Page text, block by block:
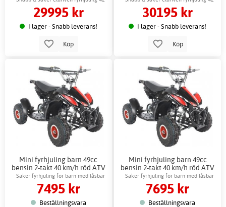
km/h
29995 kr
I lager - Snabb leverans!
Köp
km/h
30195 kr
I lager - Snabb leverans!
Köp
Mini fyrhjuling barn 49cc
bensin 2-takt 40 km/h röd ATV
Säker fyrhjuling för barn med låsbar
hastighet
7495 kr
Beställningsvara
Mini fyrhjuling barn 49cc
bensin 2-takt 40 km/h röd ATV
+ Låskätting
Säker fyrhjuling för barn med låsbar
hastighet
7695 kr
Beställningsvara